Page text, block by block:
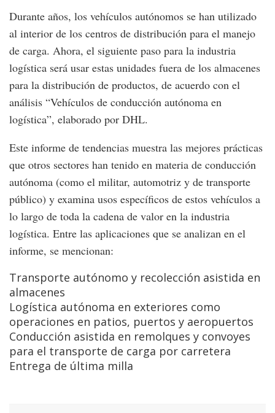
Durante años, los vehículos autónomos se han utilizado
al interior de los centros de distribución para el manejo
de carga. Ahora, el siguiente paso para la industria
logística será usar estas unidades fuera de los almacenes
para la distribución de productos, de acuerdo con el
análisis “Vehículos de conducción autónoma en
logística”, elaborado por DHL.
Este informe de tendencias muestra las mejores prácticas
que otros sectores han tenido en materia de conducción
autónoma (como el militar, automotriz y de transporte
público) y examina usos específicos de estos vehículos a
lo largo de toda la cadena de valor en la industria
logística. Entre las aplicaciones que se analizan en el
informe, se mencionan:
Transporte autónomo y recolección asistida en
almacenes
Logística autónoma en exteriores como
operaciones en patios, puertos y aeropuertos
Conducción asistida en remolques y convoyes
para el transporte de carga por carretera
Entrega de última milla